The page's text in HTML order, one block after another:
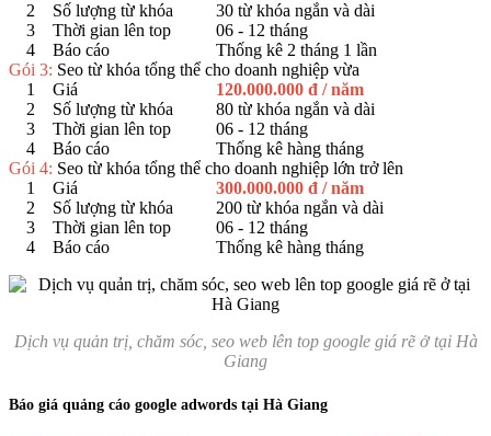
2
Số lượng từ khóa
30 từ khóa ngắn và dài
3
Thời gian lên top
06 - 12 tháng
4
Báo cáo
Thống kê 2 tháng 1 lần
Gói 3: Seo từ khóa tổng thể cho doanh nghiệp vừa
1
Giá
120.000.000 đ / năm
2
Số lượng từ khóa
80 từ khóa ngắn và dài
3
Thời gian lên top
06 - 12 tháng
4
Báo cáo
Thống kê hàng tháng
Gói 4: Seo từ khóa tổng thể cho doanh nghiệp lớn trở lên
1
Giá
300.000.000 đ / năm
2
Số lượng từ khóa
200 từ khóa ngắn và dài
3
Thời gian lên top
06 - 12 tháng
4
Báo cáo Thống kê hàng tháng
Dịch vụ quản trị, chăm sóc, seo web lên top google giá rẽ ở tại Hà
Giang
Báo giá quảng cáo google adwords tại Hà Giang